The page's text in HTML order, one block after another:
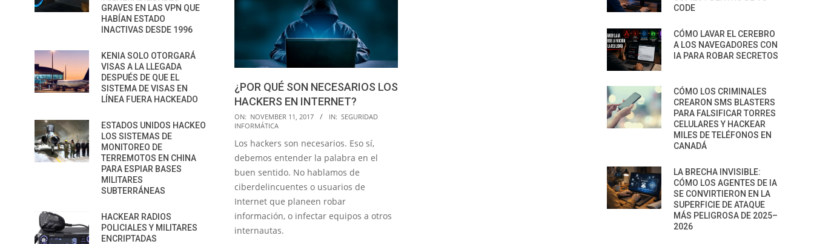
¿POR QUÉ SON NECESARIOS LOS
HACKERS EN INTERNET?
2017-
11-
11
ON: NOVEMBER 11, 2017 IN: SEGURIDAD
INFORMÁTICA
Los hackers son necesarios. Eso sí,
debemos entender la palabra en el
buen sentido. No hablamos de
ciberdelincuentes o usuarios de
Internet que planeen robar
información, o infectar equipos a otros
internautas.
GRAVES EN LAS VPN QUE
HABÍAN ESTADO
INACTIVAS DESDE 1996
KENIA SOLO OTORGARÁ
VISAS A LA LLEGADA
DESPUÉS DE QUE EL
SISTEMA DE VISAS EN
LÍNEA FUERA HACKEADO
ESTADOS UNIDOS HACKEO
LOS SISTEMAS DE
MONITOREO DE
TERREMOTOS EN CHINA
PARA ESPIAR BASES
MILITARES
SUBTERRÁNEAS
HACKEAR RADIOS
POLICIALES Y MILITARES
ENCRIPTADAS
CODE
CÓMO LAVAR EL CEREBRO
A LOS NAVEGADORES CON
IA PARA ROBAR SECRETOS
CÓMO LOS CRIMINALES
CREARON SMS BLASTERS
PARA FALSIFICAR TORRES
CELULARES Y HACKEAR
MILES DE TELÉFONOS EN
CANADÁ
LA BRECHA INVISIBLE:
CÓMO LOS AGENTES DE IA
SE CONVIRTIERON EN LA
SUPERFICIE DE ATAQUE
MÁS PELIGROSA DE 2025–
2026